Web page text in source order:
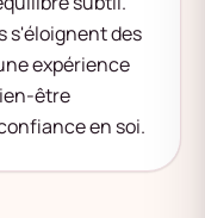
s'éloignent des
expérience
être
en soi.